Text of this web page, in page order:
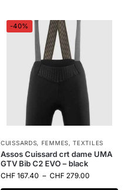
-40%
CUISSARDS, FEMMES,TEXTILES
Assos Cuissard crt dame UMA
GTV Bib C2 EVO – black
CHF 167.40 – CHF 279.00